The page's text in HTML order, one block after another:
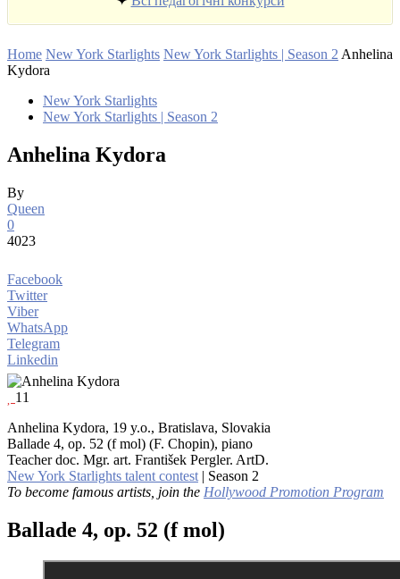
Home New York Starlights New York Starlights | Season 2 Anhelina
Kydora
New York Starlights
New York Starlights | Season 2
Anhelina Kydora
By
Queen
0
4023
Facebook
Twitter
Viber
WhatsApp
Telegram
Linkedin
11
Anhelina Kydora, 19 y.o., Bratislava, Slovakia
Ballade 4, op. 52 (f mol) (F. Chopin), piano
Teacher doc. Mgr. art. František Pergler. ArtD.
New York Starlights talent contest | Season 2
To become famous artists, join the Hollywood Promotion Program
Ballade 4, op. 52 (f mol)